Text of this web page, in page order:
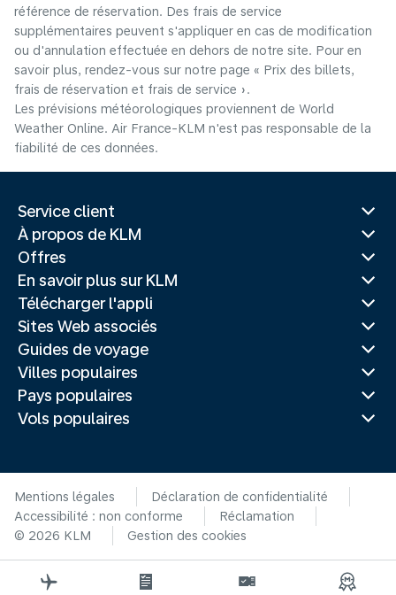
référence de réservation. Des frais de service
supplémentaires peuvent s'appliquer en cas de modification
ou d'annulation effectuée en dehors de notre site. Pour en
savoir plus, rendez-vous sur notre page « Prix des billets,
frais de réservation et frais de service ».
Les prévisions météorologiques proviennent de World
Weather Online. Air France-KLM n'est pas responsable de la
fiabilité de ces données.
Service client
À propos de KLM
Offres
En savoir plus sur KLM
Télécharger l'appli
Sites Web associés
Guides de voyage
Villes populaires
Pays populaires
Vols populaires
Mentions légales
Déclaration de confidentialité
Accessibilité : non conforme
Réclamation
© 2026 KLM
Gestion des cookies